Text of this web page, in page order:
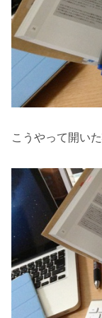
こうやって開い